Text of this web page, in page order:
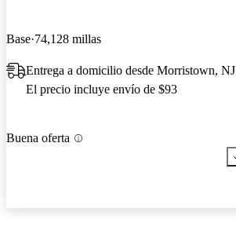
Base 74,128 millas
Entrega a domicilio desde Morristown, NJ
El precio incluye envío de $93
Buena oferta